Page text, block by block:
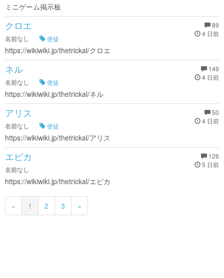
ミニゲーム掲示板
89
4 日前
クロエ
名前なし 使徒
https://wikiwiki.jp/thetrickal/クロエ
149
4 日前
ネル
名前なし 使徒
https://wikiwiki.jp/thetrickal/ネル
50
4 日前
アリス
名前なし 使徒
https://wikiwiki.jp/thetrickal/アリス
126
5 日前
エピカ
名前なし
https://wikiwiki.jp/thetrickal/エピカ
« 1 2 3 »